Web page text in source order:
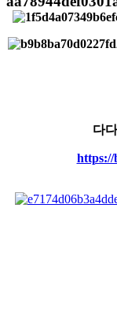
다
https://